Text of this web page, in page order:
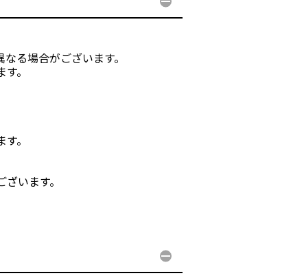
る場合がございます。
。
。
います。